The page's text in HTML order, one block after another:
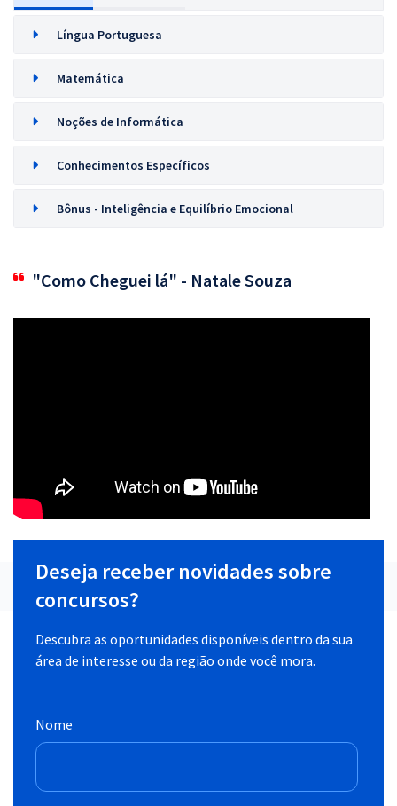
Língua Portuguesa
Matemática
Noções de Informática
Conhecimentos Específicos
Bônus - Inteligência e Equilíbrio Emocional
"Como Cheguei lá" - Natale Souza
Deseja receber novidades sobre
concursos?
Descubra as oportunidades disponíveis dentro da sua
área de interesse ou da região onde você mora.
Nome